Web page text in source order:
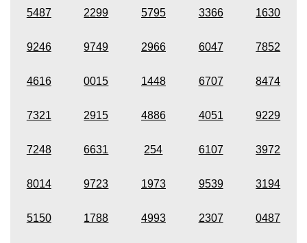
5487 2299 5795 3366 1630
9246 9749 2966 6047 7852
4616 0015 1448 6707 8474
7321 2915 4886 4051 9229
7248 6631 254 6107 3972
8014 9723 1973 9539 3194
5150 1788 4993 2307 0487